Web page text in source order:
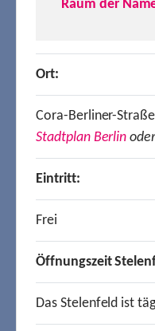
Raum der
Ort:
Cora-Berliner-
Stadtplan Berlin
Eintritt:
Frei
Öffnungszeit
Das Stelenfeld ist